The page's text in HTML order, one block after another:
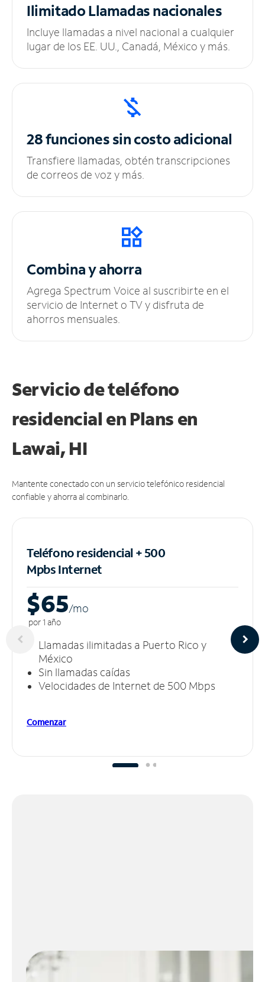
IlimitadoLlamadas nacionales
Incluye llamadas a nivel nacional a cualquier
lugar de los EE. UU., Canadá, México y más.
28 funciones sincosto adicional
Transfiere llamadas, obtén transcripciones
de correos de voz y más.
Combina y ahorra
Agrega Spectrum Voice al suscribirte en el
servicio de Internet o TV y disfruta de
ahorros mensuales.
Servicio de teléfono
residencial en Plans en
Lawai, HI
Mantente conectado con un servicio telefónico residencial
confiable y ahorra al combinarlo.
Teléfono residencial + 500
MpbsInternet
$65/mo
por 1 año
Llamadas ilimitadas a Puerto Rico y
México
Sin llamadas caídas
Velocidades de Internet de 500 Mbps
Comenzar